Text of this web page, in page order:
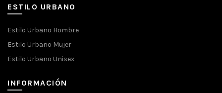
ESTILO URBANO
Estilo Urbano Hombre
Estilo Urbano Mujer
Estilo Urbano Unisex
INFORMACIÓN